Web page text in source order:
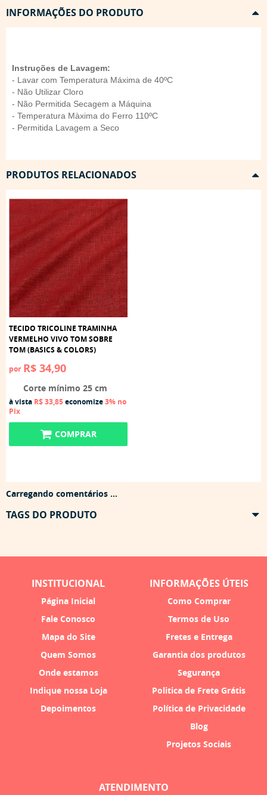
INFORMAÇÕES DO PRODUTO
Instruções de Lavagem:
- Lavar com Temperatura Máxima de 40ºC
- Não Utilizar Cloro
- Não Permitida Secagem a Máquina
- Temperatura Màxima do Ferro 110ºC
- Permitida Lavagem a Seco
PRODUTOS RELACIONADOS
TECIDO TRICOLINE TRAMINHA
VERMELHO VIVO TOM SOBRE
TOM (BASICS & COLORS)
por R$ 34,90
Corte mínimo 25 cm
à vista R$ 33,85economize3% no
Pix
COMPRAR
Carregando comentários ...
TAGS DO PRODUTO
INSTITUCIONAL
Página Inicial
Fale Conosco
Mapa do Site
Quem Somos
Onde estamos
Indique nossa Loja
Depoimentos
INFORMAÇÕES ÚTEIS
Como Comprar
Termos de Uso
Fretes e Entrega
Garantia dos produtos
Segurança
Politica de Frete Grátis
Política de Privacidade
Blog
Projetos Sociais
ATENDIMENTO